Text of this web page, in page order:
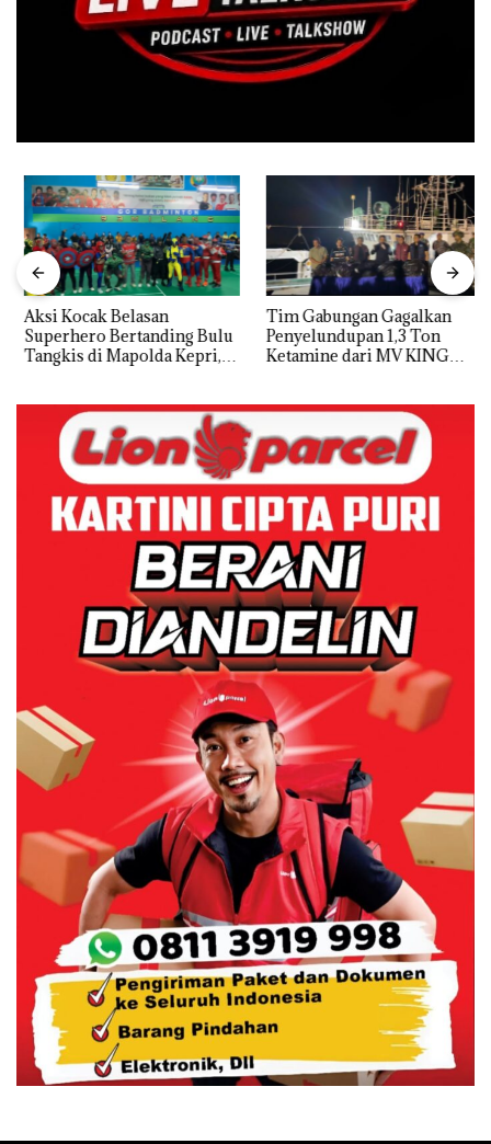
Aksi Kocak Belasan
Superhero Bertanding Bulu
Tangkis di Mapolda Kepri,
Tim Gabungan Gagalkan
Penyelundupan 1,3 Ton
Ketamine dari MV KING